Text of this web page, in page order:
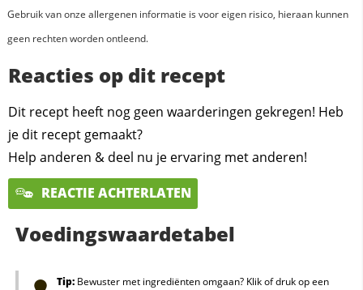
Gebruik van onze allergenen informatie is voor eigen risico, hieraan kunnen
geen rechten worden ontleend.
Reacties op dit recept
Dit recept heeft nog geen waarderingen gekregen! Heb
je dit recept gemaakt?
Help anderen & deel nu je ervaring met anderen!
REACTIE ACHTERLATEN
Voedingswaardetabel
Tip:Bewuster met ingrediënten omgaan? Klik of druk op een